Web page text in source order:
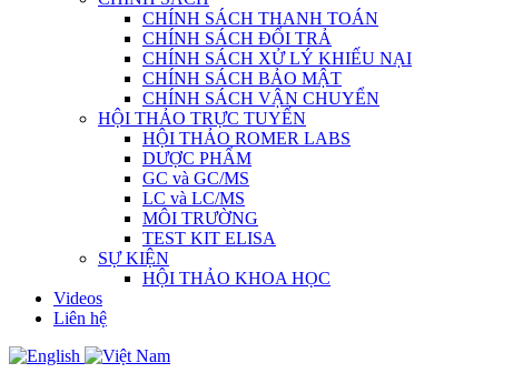
CHÍNH SÁCH THANH TOÁN
CHÍNH SÁCH ĐỔI TRẢ
CHÍNH SÁCH XỬ LÝ KHIẾU NẠI
CHÍNH SÁCH BẢO MẬT
CHÍNH SÁCH VẬN CHUYỂN
HỘI THẢO TRỰC TUYẾN
HỘI THẢO ROMER LABS
DƯỢC PHẨM
GC và GC/MS
LC và LC/MS
MÔI TRƯỜNG
TEST KIT ELISA
SỰ KIỆN
HỘI THẢO KHOA HỌC
Videos
Liên hệ